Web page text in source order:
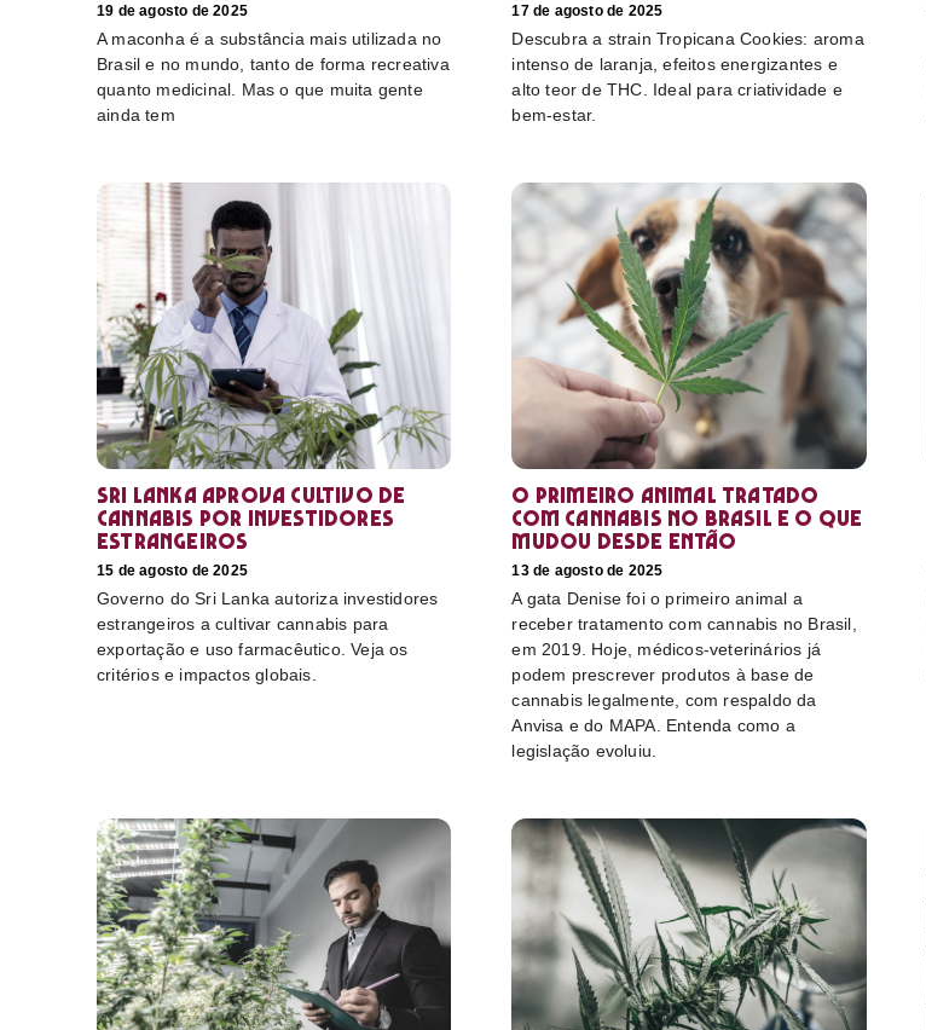
19 de agosto de 2025
A maconha é a substância mais utilizada no
Brasil e no mundo, tanto de forma recreativa
quanto medicinal. Mas o que muita gente
ainda tem
17 de agosto de 2025
Descubra a strain Tropicana Cookies: aroma
intenso de laranja, efeitos energizantes e
alto teor de THC. Ideal para criatividade e
bem-estar.
Sri Lanka aprova cultivo de
cannabis por investidores
estrangeiros
15 de agosto de 2025
Governo do Sri Lanka autoriza investidores
estrangeiros a cultivar cannabis para
exportação e uso farmacêutico. Veja os
critérios e impactos globais.
O primeiro animal tratado
com cannabis no Brasil e o que
mudou desde então
13 de agosto de 2025
A gata Denise foi o primeiro animal a
receber tratamento com cannabis no Brasil,
em 2019. Hoje, médicos-veterinários já
podem prescrever produtos à base de
cannabis legalmente, com respaldo da
Anvisa e do MAPA. Entenda como a
legislação evoluiu.